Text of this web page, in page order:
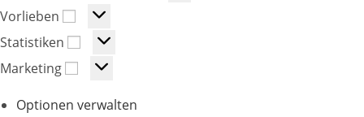
Vorlieben
Statistiken
Marketing
Optionen verwalten